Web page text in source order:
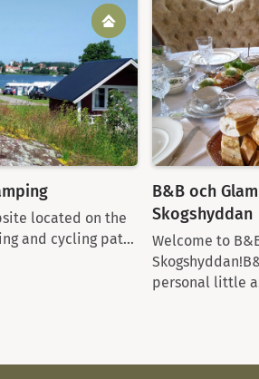
located on the
and cycling pat...
B&B och
Skogshyddan
Welcome to
personal little